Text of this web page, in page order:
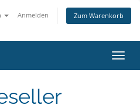
Anmelden Zum Warenkorb